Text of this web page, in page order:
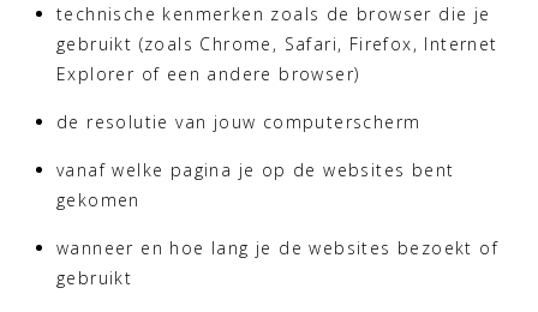
technische kenmerken zoals de browser die je
gebruikt (zoals Chrome, Safari, Firefox, Internet
Explorer of een andere browser)
de resolutie van jouw computerscherm
vanaf welke pagina je op de websites bent
gekomen
wanneer en hoe lang je de websites bezoekt of
gebruikt